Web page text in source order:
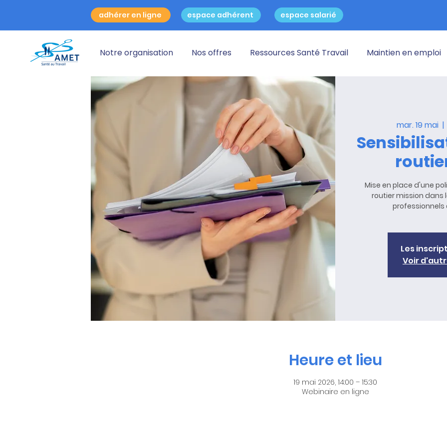
adhérer en ligne espace adhérent espace salarié
Notre organisation Nos offres Ressources Santé Travail Maintien en emploi
mar. 19 mai
  |
Mise en place d'une
routier mission
professionnels
Les
Voir
Heure et lieu
19 mai 2026, 14:00 – 15:30
Webinaire en ligne